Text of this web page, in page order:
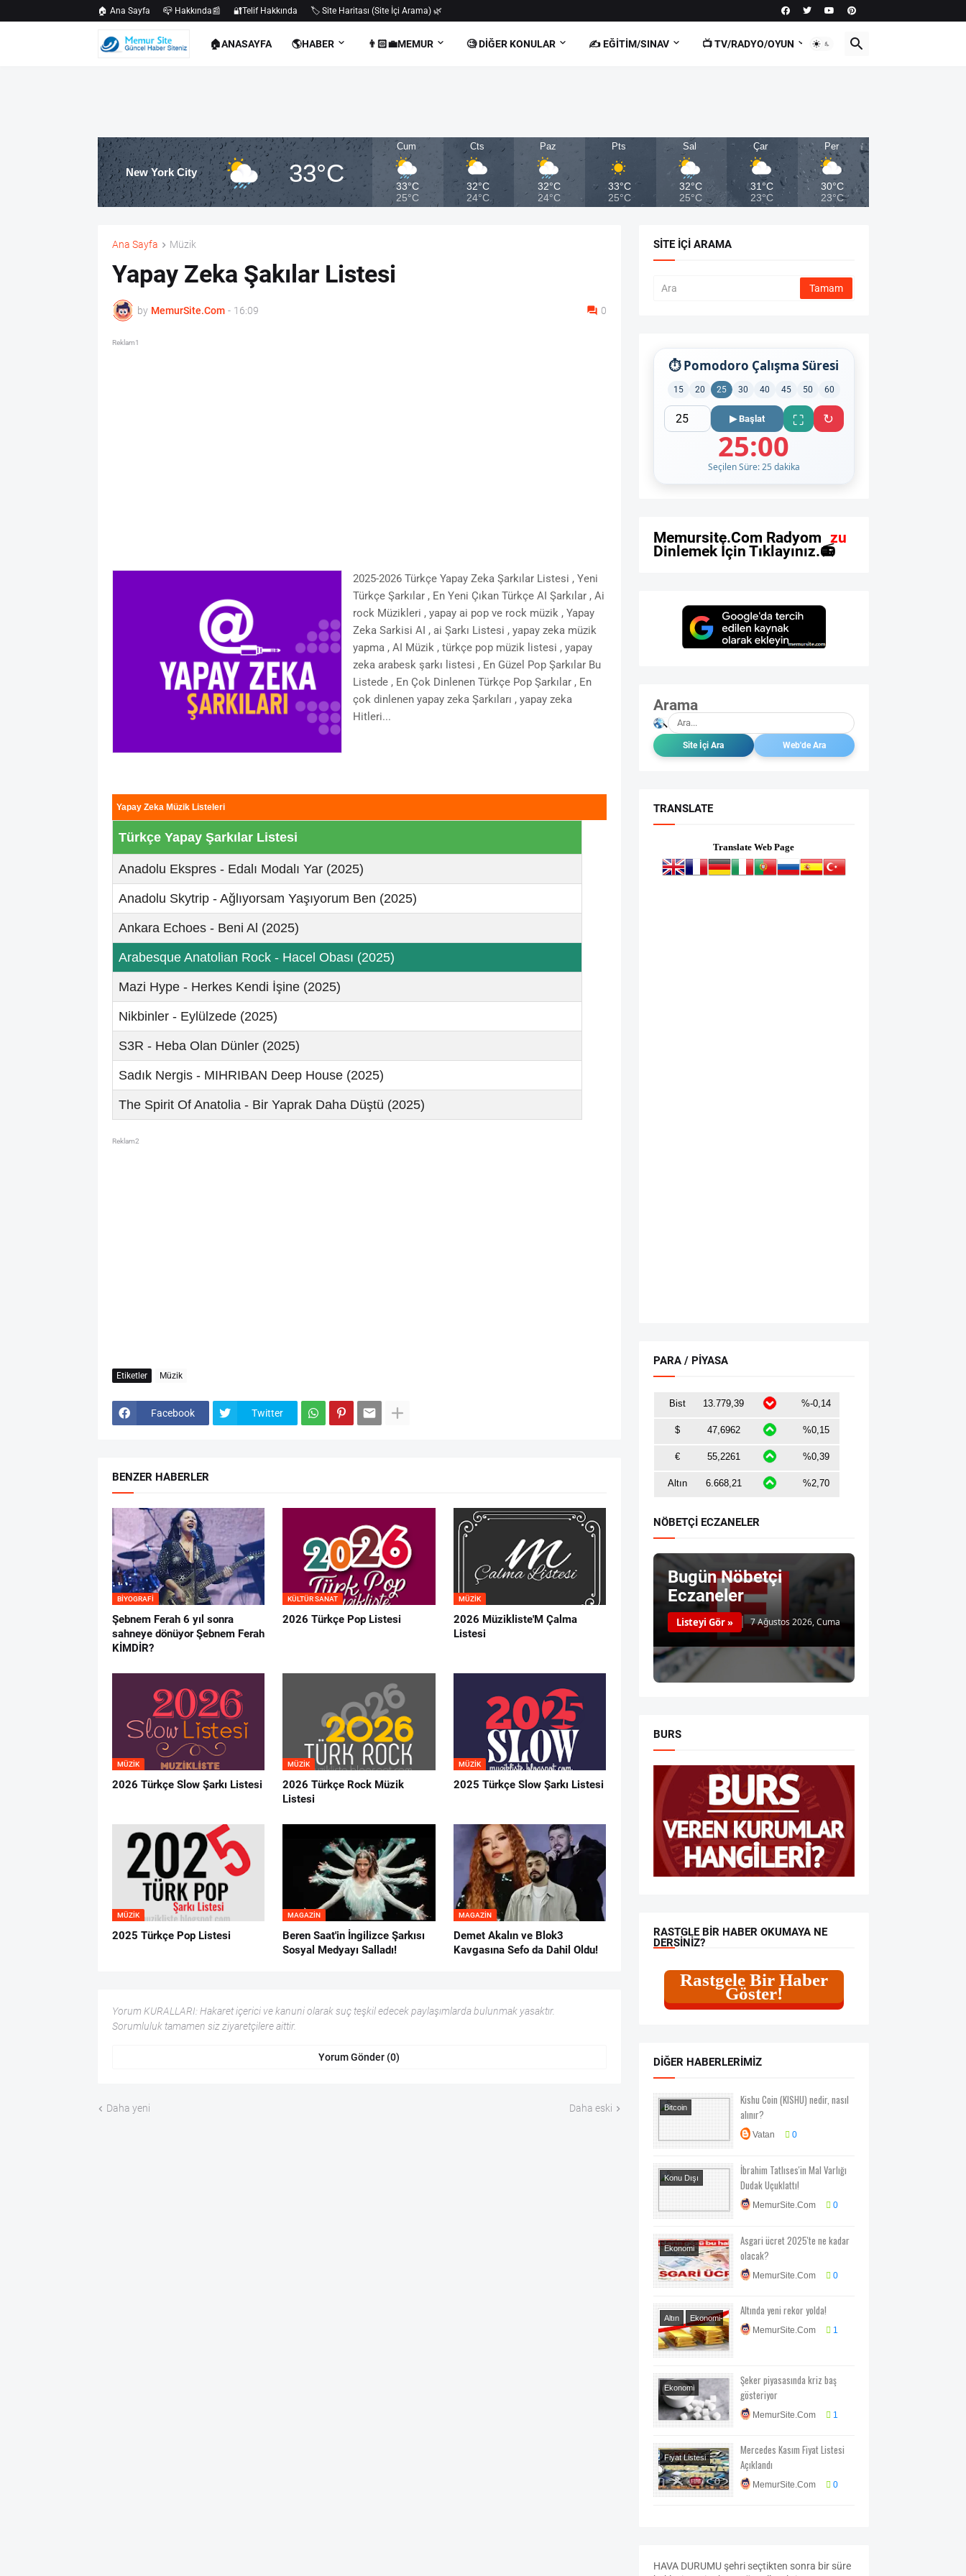
🏠 Ana Sayfa 📪 Hakkında📰 🔐Telif Hakkında 🏷️ Site Haritası (Site İçi Arama) 🌿
🏠ANASAYFA 🌎HABER 👨🏻‍💼MEMUR 🧐 DIĞER KONULAR ✍️ EĞITIM/SINAV 📺 TV/RADYO/OYUN
New York City 33°C
Cum
33°C
25°C
Cts
32°C
24°C
Paz
32°C
24°C
Pts
33°C
25°C
Sal
32°C
25°C
Çar
31°C
23°C
Per
30°C
23°C
Ana Sayfa Müzik
Yapay Zeka Şakılar Listesi
by MemurSite.Com - 16:09 0
Reklam1
2025-2026 Türkçe Yapay Zeka Şarkılar Listesi , Yeni
Türkçe Şarkılar , En Yeni Çıkan Türkçe AI Şarkılar , Ai
rock Müzikleri , yapay ai pop ve rock müzik , Yapay
Zeka Sarkisi AI , ai Şarkı Listesi , yapay zeka müzik
yapma , AI Müzik , türkçe pop müzik listesi , yapay
zeka arabesk şarkı listesi , En Güzel Pop Şarkılar Bu
Listede , En Çok Dinlenen Türkçe Pop Şarkılar , En
çok dinlenen yapay zeka Şarkıları , yapay zeka
Hitleri...
Yapay Zeka Müzik Listeleri
Türkçe Yapay Şarkılar Listesi
Anadolu Ekspres - Edalı Modalı Yar (2025)
Anadolu Skytrip - Ağlıyorsam Yaşıyorum Ben (2025)
Ankara Echoes - Beni Al (2025)
Arabesque Anatolian Rock - Hacel Obası (2025)
Mazi Hype - Herkes Kendi İşine (2025)
Nikbinler - Eylülzede (2025)
S3R - Heba Olan Dünler (2025)
Sadık Nergis - MIHRIBAN Deep House (2025)
The Spirit Of Anatolia - Bir Yaprak Daha Düştü (2025)
Reklam2
Etiketler Müzik
Facebook Twitter
BENZER HABERLER
BIYOGRAFI
Şebnem Ferah 6 yıl sonra
sahneye dönüyor Şebnem Ferah
KİMDİR?
KÜLTÜR SANAT
2026 Türkçe Pop Listesi
MÜZIK
2026 Müzikliste'M Çalma
Listesi
MÜZIK
2026 Türkçe Slow Şarkı Listesi
MÜZIK
2026 Türkçe Rock Müzik
Listesi
MÜZIK
2025 Türkçe Slow Şarkı Listesi
MÜZIK
2025 Türkçe Pop Listesi
MAGAZIN
Beren Saat'in İngilizce Şarkısı
Sosyal Medyayı Salladı!
MAGAZIN
Demet Akalın ve Blok3
Kavgasına Sefo da Dahil Oldu!
Yorum KURALLARI: Hakaret içerici ve kanuni olarak suç teşkil edecek paylaşımlarda bulunmak yasaktır.
Sorumluluk tamamen siz ziyaretçilere aittir.
Yorum Gönder (0)
Daha yeni Daha eski
SITE İÇI ARAMA
⏱ Pomodoro Çalışma Süresi
15 20 25 30 40 45 50 60
▶ Başlat ⛶ ↻
25:00
Seçilen Süre: 25 dakika
Memursite.Com Radyom zu
Din emek İçin Tı kl ayınız.
Arama
TRANSLATE
Translate Web Page
PARA / PİYASA
NÖBETÇİ ECZANELER
Bugün Nöbetçi
Eczaneler
Listeyi Gör » 7 Ağustos 2026, Cuma
BURS
RASTGLE BIR HABER OKUMAYA NE
DERSINIZ?
Rastgele Bir Haber
Göster!
DIĞER HABERLERIMIZ
Bitcoin
Kishu Coin (KISHU) nedir, nasıl
alınır?
Vatan 0
Konu Dışı
Magazin
İbrahim Tatlıses'in Mal Varlığı
Dudak Uçuklattı!
MemurSite.Com 0
Ekonomi
Ekonomi-Piyasa-
Kampanya
Genel
Asgari ücret 2025'te ne kadar
olacak?
MemurSite.Com 0
Altın
Ekonomi-
Piyasa-Kampanya
Altında yeni rekor yolda!
MemurSite.Com 1
Ekonomi
Şeker piyasasında kriz baş
gösteriyor
MemurSite.Com 1
Fiyat Listesi
Otomobil
Teknoloji-Otomotiv-
Mercedes Kasım Fiyat Listesi
Açıklandı
MemurSite.Com 0
HAVA DURUMUşehri seçtikten sonra bir süre